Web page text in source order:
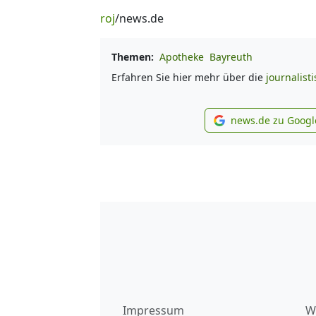
roj/news.de
Themen: Apotheke Bayreuth
Erfahren Sie hier mehr über die
news.de zu
Impressum